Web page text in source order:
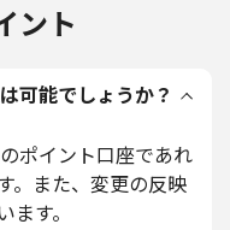
ント
可能でしょうか？
ポイント⼝座であれ
。また、変更の反映
す。